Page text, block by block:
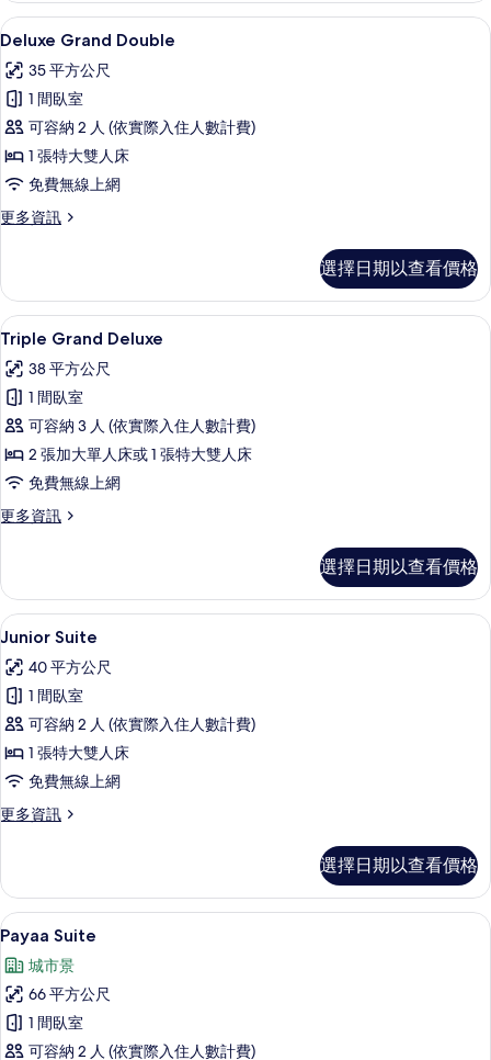
相
片
人
房
詳
情
顯
示
Deluxe
Grand
Double
的
所
有
Deluxe Grand Double | 高級寢具、迷
7
Deluxe Grand Double
35 平方公尺
1 間臥室
可容納 2 人 (依實際入住人數計費)
1 張特大雙人床
免費無線上網
更多資訊
更
Double
的
詳
選擇日期以查看價格
顯
示
Triple
Grand
Deluxe
的
所
有
Triple Grand Deluxe | 高級寢具、迷
6
Triple Grand Deluxe
38 平方公尺
1 間臥室
可容納 3 人 (依實際入住人數計費)
2 張加大單人床或 1 張特大雙人床
免費無線上網
更多資訊
更
Deluxe
的
詳
選擇日期以查看價格
顯
示
Junior
Suite
的
所
有
相
Junior Suite | 高級寢具、迷你吧、客
7
Junior Suite
40 平方公尺
1 間臥室
可容納 2 人 (依實際入住人數計費)
1 張特大雙人床
免費無線上網
更多資訊
更
的
詳
情
選擇日期以查看價格
顯
示
Payaa
Suite
的
Payaa Suite | 高級寢具、迷你吧、客
6
Payaa Suite
城市景
66 平方公尺
1 間臥室
可容納 2 人 (依實際入住人數計費)